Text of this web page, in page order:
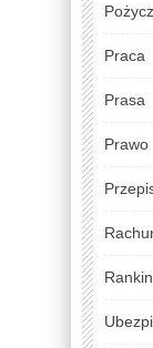
Praca
Prasa
Prawo